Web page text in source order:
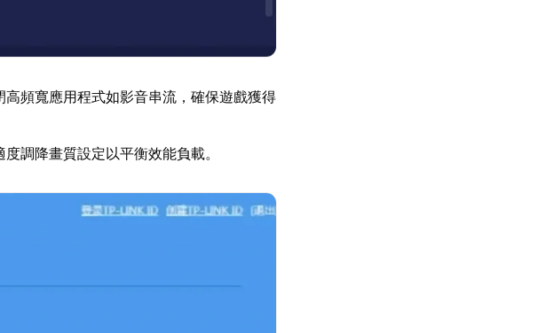
頻寬應用程式如影音串流，確保遊戲獲得
調降畫質設定以平衡效能負載。